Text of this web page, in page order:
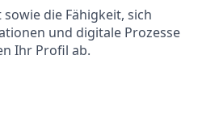
die Fähigkeit, sich
und digitale Prozesse
Ihr Profil ab.